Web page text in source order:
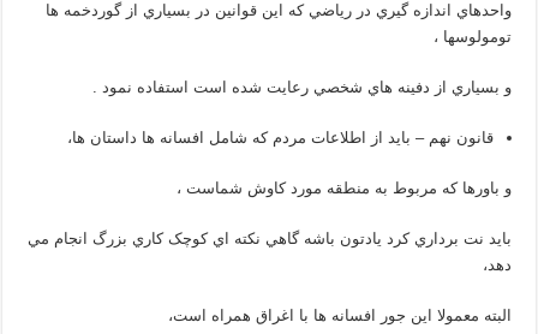
واحدهاي اندازه گيري در رياضي که اين قوانين در بسياري از گوردخمه ها
تومولوسها ،
و بسياري از دفينه هاي شخصي رعايت شده است استفاده نمود .
قانون نهم – بايد از اطلاعات مردم که شامل افسانه ها داستان ها،
و باورها که مربوط به منطقه مورد کاوش شماست ،
باید نت برداري کرد يادتون باشه گاهي نکته اي کوچک کاري بزرگ انجام مي
دهد،
البته معمولا اين جور افسانه ها با اغراق همراه است،